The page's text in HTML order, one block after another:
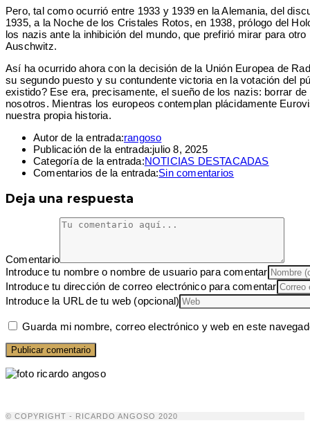
Pero, tal como ocurrió entre 1933 y 1939 en la Alemania, del
1935, a la Noche de los Cristales Rotos, en 1938, prólogo del
los nazis ante la inhibición del mundo, que prefirió mirar para
Auschwitz.
Así ha ocurrido ahora con la decisión de la Unión Europea de
su segundo puesto y su contundente victoria en la votación del
existido? Ese era, precisamente, el sueño de los nazis: borrar
nosotros. Mientras los europeos contemplan plácidamente
nuestra propia historia.
Autor de la entrada:rangoso
Publicación de la entrada:julio 8, 2025
Categoría de la entrada:NOTICIAS DESTACADAS
Comentarios de la entrada:Sin comentarios
Deja una respuesta
Comentario
Introduce tu nombre o nombre de usuario para comentar
Introduce tu dirección de correo electrónico para comentar
Introduce la URL de tu web (opcional)
Guarda mi nombre, correo electrónico y web en este
© COPYRIGHT - RICARDO ANGOSO 2020